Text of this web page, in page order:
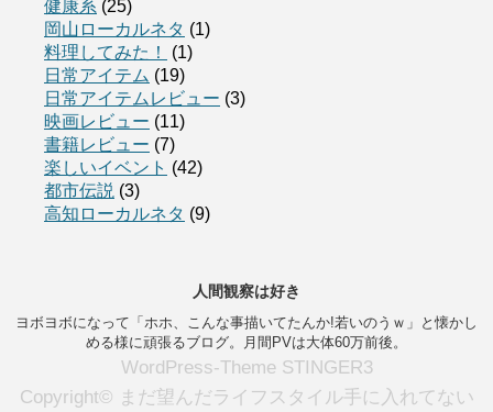
健康系 (25)
岡山ローカルネタ (1)
料理してみた！
(1)
日常アイテム (19)
日常アイテムレビュー (3)
映画レビュー (11)
書籍レビュー (7)
楽しいイベント (42)
都市伝説 (3)
高知ローカルネタ (9)
人間観察は好き
ヨボヨボになって「ホホ、こんな事描いてたんか!若いのうｗ」と懐かし
める様に頑張るブログ。月間PVは大体60万前後。
WordPress-Theme STINGER3
Copyright© まだ望んだライフスタイル手に入れてない